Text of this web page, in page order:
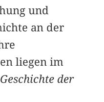
und
an der
liegen im
der